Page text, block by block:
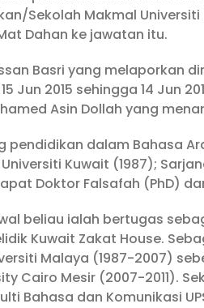
Sekolah Makmal Universiti
Dahan ke jawatan itu.
Basri yang melaporkan
Jun 2015 sehingga 14 Jun
Asin Dollah yang
pendidikan dalam Bahasa
Kuwait (1987);
Doktor Falsafah (PhD)
beliau ialah bertugas
Kuwait Zakat House.
Malaya (1987-2007)
Cairo Mesir (2007-2011).
Bahasa dan Komunikasi